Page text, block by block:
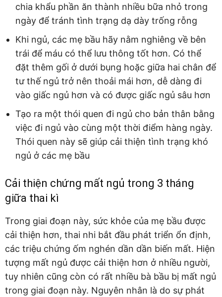
chia khẩu phần ăn thành nhiều bữa nhỏ trong
ngày để tránh tình trạng dạ dày trống rỗng
Khi ngủ, các mẹ bầu hãy nằm nghiêng về bên
trái để máu có thể lưu thông tốt hơn. Có thể
đặt thêm gối ở dưới bụng hoặc giữa hai chân để
tư thế ngủ trở nên thoải mái hơn, dễ dàng đi
vào giấc ngủ hơn và có được giấc ngủ sâu hơn
Tạo ra một thói quen đi ngủ cho bản thân bằng
việc đi ngủ vào cùng một thời điểm hàng ngày.
Thói quen này sẽ giúp cải thiện tình trạng khó
ngủ ở các mẹ bầu
Cải thiện chứng mất ngủ trong 3 tháng
giữa thai kì
Trong giai đoạn này, sức khỏe của mẹ bầu được
cải thiện hơn, thai nhi bắt đầu phát triển ổn định,
các triệu chứng ốm nghén dần dần biến mất. Hiện
tượng mất ngủ được cải thiện hơn ở nhiều người,
tuy nhiên cũng còn có rất nhiều bà bầu bị mất ngủ
trong giai đoạn này. Nguyên nhân là do sự phát